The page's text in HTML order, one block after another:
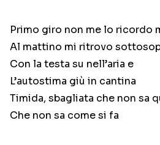
Primo giro non me lo ricordo
Al mattino mi ritrovo
Con la testa su nell’aria e
L’autostima giù in cantina
Timida, sbagliata che non sa
Che non sa come si fa